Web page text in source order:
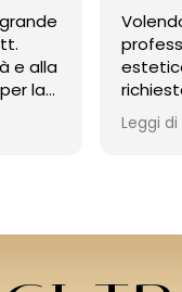
la
Volendo
estetico
nella
Leggi di più